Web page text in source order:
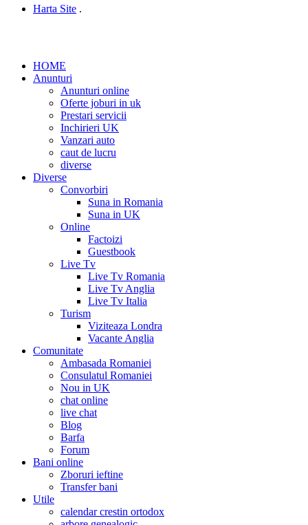
Harta Site .
HOME
Anunturi
Anunturi online
Oferte joburi in uk
Prestari servicii
Inchirieri UK
Vanzari auto
caut de lucru
diverse
Diverse
Convorbiri
Suna in Romania
Suna in UK
Online
Factoizi
Guestbook
Live Tv
Live Tv Romania
Live Tv Anglia
Live Tv Italia
Turism
Viziteaza Londra
Vacante Anglia
Comunitate
Ambasada Romaniei
Consulatul Romaniei
Nou in UK
chat online
live chat
Blog
Barfa
Forum
Bani online
Zboruri ieftine
Transfer bani
Utile
calendar crestin ortodox